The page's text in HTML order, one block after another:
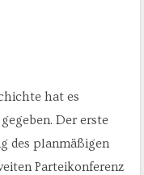
hat es
Der erste
des planmäßigen
Parteikonferenz